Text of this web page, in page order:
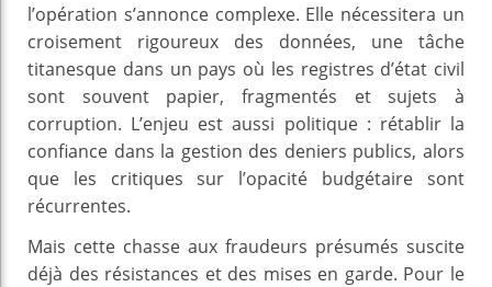
l’opération s’annonce complexe. Elle nécessitera un
croisement rigoureux des données, une tâche
titanesque dans un pays où les registres d’état civil
sont souvent papier, fragmentés et sujets à
corruption. L’enjeu est aussi politique : rétablir la
confiance dans la gestion des deniers publics, alors
que les critiques sur l’opacité budgétaire sont
récurrentes.
Mais cette chasse aux fraudeurs présumés suscite
déjà des résistances et des mises en garde. Pour le